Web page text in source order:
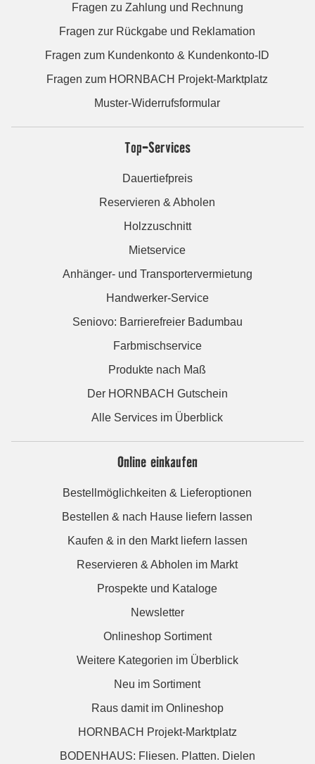
Fragen zu Zahlung und Rechnung
Fragen zur Rückgabe und Reklamation
Fragen zum Kundenkonto & Kundenkonto-ID
Fragen zum HORNBACH Projekt-Marktplatz
Muster-Widerrufsformular
Top-Services
Dauertiefpreis
Reservieren & Abholen
Holzzuschnitt
Mietservice
Anhänger- und Transportervermietung
Handwerker-Service
Seniovo: Barrierefreier Badumbau
Farbmischservice
Produkte nach Maß
Der HORNBACH Gutschein
Alle Services im Überblick
Online einkaufen
Bestellmöglichkeiten & Lieferoptionen
Bestellen & nach Hause liefern lassen
Kaufen & in den Markt liefern lassen
Reservieren & Abholen im Markt
Prospekte und Kataloge
Newsletter
Onlineshop Sortiment
Weitere Kategorien im Überblick
Neu im Sortiment
Raus damit im Onlineshop
HORNBACH Projekt-Marktplatz
BODENHAUS: Fliesen. Platten. Dielen